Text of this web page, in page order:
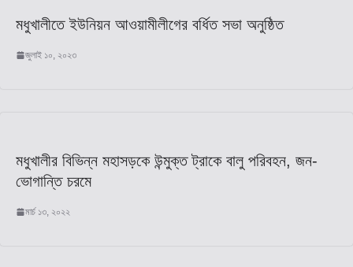
মধুখালীতে ইউনিয়ন আওয়ামীলীগের বর্ধিত সভা অনুষ্ঠিত
জুলাই ১০, ২০২৩
মধুখালীর বিভিন্ন মহাসড়কে উন্মুক্ত ট্রাকে বালু পরিবহন, জন-
ভোগান্তি চরমে
মার্চ ১৩, ২০২২